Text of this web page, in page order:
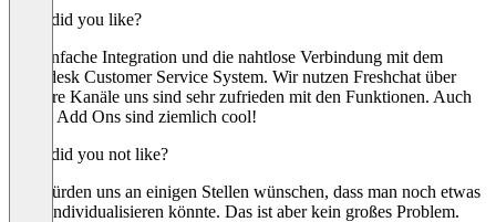
What did you like?
Die einfache Integration und die nahtlose Verbindung mit dem
Freshdesk Customer Service System. Wir nutzen Freshchat über
mehrere Kanäle uns sind sehr zufrieden mit den Funktionen. Auch
die KI Add Ons sind ziemlich cool!
What did you not like?
Wir würden uns an einigen Stellen wünschen, dass man noch etwas
mehr individualisieren könnte. Das ist aber kein großes Problem.